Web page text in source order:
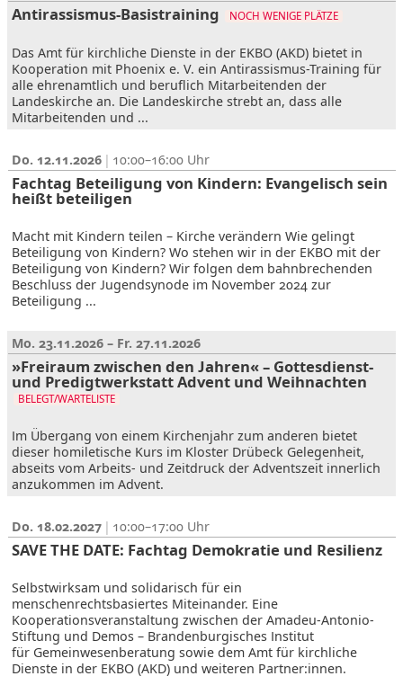
Antirassismus-Basistraining NOCH WENIGE PLÄTZE
Das Amt für kirchliche Dienste in der EKBO (AKD) bietet in
Kooperation mit Phoenix e. V. ein Antirassismus-Training für
alle ehrenamtlich und beruflich Mitarbeitenden der
Landeskirche an. Die Landeskirche strebt an, dass alle
Mitarbeitenden und ...
Do. 12.11.2026 10:00–16:00
Fachtag Beteiligung von Kindern: Evangelisch sein
heißt beteiligen
Macht mit Kindern teilen – Kirche verändern Wie gelingt
Beteiligung von Kindern? Wo stehen wir in der EKBO mit der
Beteiligung von Kindern? Wir folgen dem bahnbrechenden
Beschluss der Jugendsynode im November 2024 zur
Beteiligung ...
Mo. 23.11.2026 – Fr. 27.11.2026
»Freiraum zwischen den Jahren« – Gottesdienst-
und Predigtwerkstatt Advent und Weihnachten
BELEGT/WARTELISTE
Im Übergang von einem Kirchenjahr zum anderen bietet
dieser homiletische Kurs im Kloster Drübeck Gelegenheit,
abseits vom Arbeits- und Zeitdruck der Adventszeit innerlich
anzukommen im Advent.
Do. 18.02.2027 10:00–17:00
SAVE THE DATE: Fachtag Demokratie und Resilienz
Selbstwirksam und solidarisch für ein
menschenrechtsbasiertes Miteinander. Eine
Kooperationsveranstaltung zwischen der Amadeu-Antonio-
Stiftung und Demos – Brandenburgisches Institut
für Gemeinwesenberatung sowie dem Amt für kirchliche
Dienste in der EKBO (AKD) und weiteren Partner:innen.